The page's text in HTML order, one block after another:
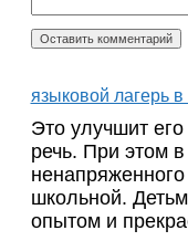
языковой лагерь
Это улучшит
речь. При этом в
школьной.
опытом и